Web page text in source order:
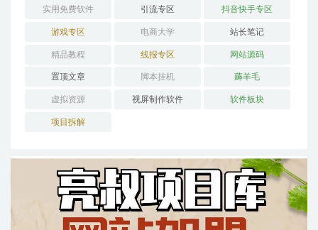
实用免费软件 引流专区 抖音快手专区
游戏专区 电商大学 站长笔记
精品教程 线报专区 网站源码
置顶文章 脚本挂机 薅羊毛
虚拟资源 视屏制作软件 软件板块
项目拆解